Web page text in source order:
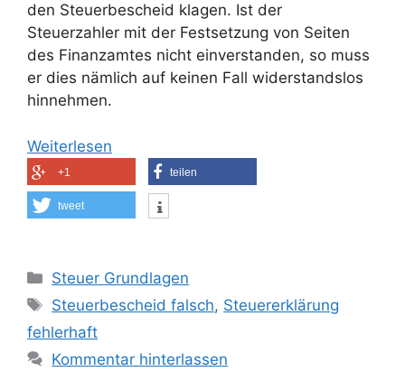
den Steuerbescheid klagen. Ist der
Steuerzahler mit der Festsetzung von Seiten
des Finanzamtes nicht einverstanden, so muss
er dies nämlich auf keinen Fall widerstandslos
hinnehmen.
Weiterlesen
+1 teilen
tweet
Kategorien
Steuer Grundlagen
Schlagwörter
Steuerbescheid falsch, Steuererklärung
fehlerhaft
Kommentar hinterlassen